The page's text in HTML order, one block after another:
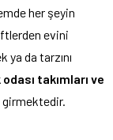
her şeyin
evini
ya da tarzını
takımları ve
girmektedir.